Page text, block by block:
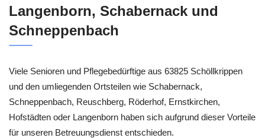
Langenborn, Schabernack und
Schneppenbach
Viele Senioren und Pflegebedürftige aus 63825 Schöllkrippen
und den umliegenden Ortsteilen wie Schabernack,
Schneppenbach, Reuschberg, Röderhof, Ernstkirchen,
Hofstädten oder Langenborn haben sich aufgrund dieser Vorteile
für unseren Betreuungsdienst entschieden.